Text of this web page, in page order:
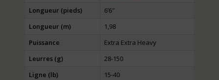
Longueur (pieds)
6’6″
Longueur (m)
1,98
Puissance
Extra Extra Heavy
Leurres (g)
28-150
Ligne (lb)
15-40